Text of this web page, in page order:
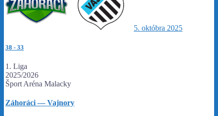
5. októbra 2025
38 - 33
1. Liga
2025/2026
Šport Aréna Malacky
Záhoráci — Vajnory